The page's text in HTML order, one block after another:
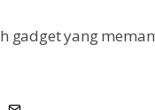
gadget yang